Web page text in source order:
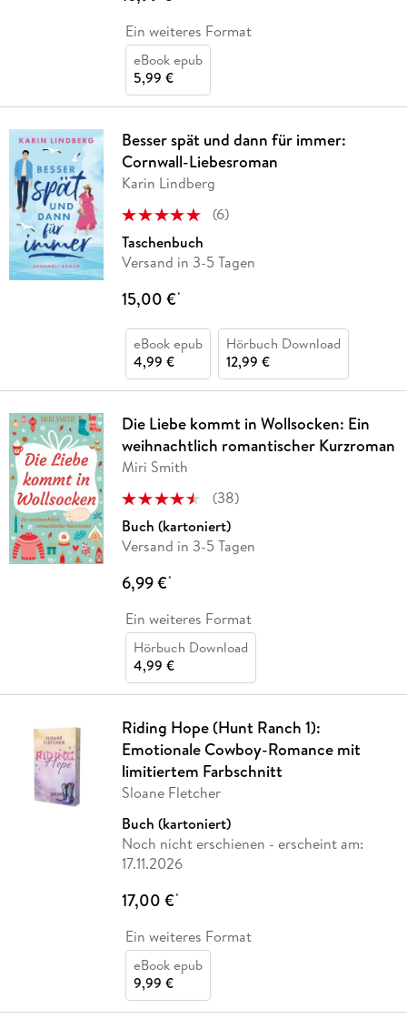
Ein weiteres Format
eBook epub
5,99 €
Besser spät und dann für immer:
Cornwall-Liebesroman
Karin Lindberg
(6)
Taschenbuch
Versand in 3-5 Tagen
15,00 €*
eBook epub
4,99 €
Hörbuch Download
12,99 €
Die Liebe kommt in Wollsocken: Ein
weihnachtlich romantischer Kurzroman
Miri Smith
(38)
Buch (kartoniert)
Versand in 3-5 Tagen
6,99 €*
Ein weiteres Format
Hörbuch Download
4,99 €
Riding Hope (Hunt Ranch 1):
Emotionale Cowboy-Romance mit
limitiertem Farbschnitt
Sloane Fletcher
Buch (kartoniert)
Noch nicht erschienen - erscheint am:
17.11.2026
17,00 €*
Ein weiteres Format
eBook epub
9,99 €